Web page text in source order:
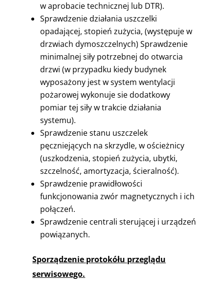
w aprobacie technicznej lub DTR).
Sprawdzenie działania uszczelki
opadającej, stopień zużycia, (występuje w
drzwiach dymoszczelnych) Sprawdzenie
minimalnej siły potrzebnej do otwarcia
drzwi (w przypadku kiedy budynek
wyposażony jest w system wentylacji
pożarowej wykonuje sie dodatkowy
pomiar tej siły w trakcie działania
systemu).
Sprawdzenie stanu uszczelek
pęczniejących na skrzydle, w ościeżnicy
(uszkodzenia, stopień zużycia, ubytki,
szczelność, amortyzacja, ścieralność).
Sprawdzenie prawidłowości
funkcjonowania zwór magnetycznych i ich
połączeń.
Sprawdzenie centrali sterującej i urządzeń
powiązanych.
Sporządzenie protokółu przeglądu
serwisowego.